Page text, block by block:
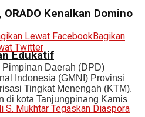
Kenalkan Domino
Edukatif
Lewat FacebookBagikan
Twitter
Pimpinan Daerah (DPD)
Indonesia (GMNI) Provinsi
Tingkat Menengah (KTM).
di kota Tanjungpinang Kamis